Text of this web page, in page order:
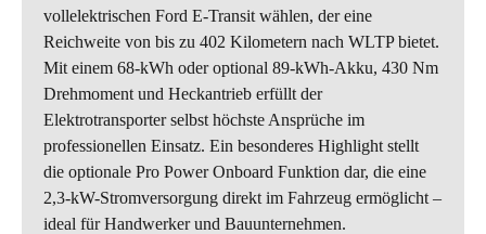
vollelektrischen Ford E-Transit wählen, der eine
Reichweite von bis zu 402 Kilometern nach WLTP bietet.
Mit einem 68-kWh oder optional 89-kWh-Akku, 430 Nm
Drehmoment und Heckantrieb erfüllt der
Elektrotransporter selbst höchste Ansprüche im
professionellen Einsatz. Ein besonderes Highlight stellt
die optionale Pro Power Onboard Funktion dar, die eine
2,3-kW-Stromversorgung direkt im Fahrzeug ermöglicht –
ideal für Handwerker und Bauunternehmen.